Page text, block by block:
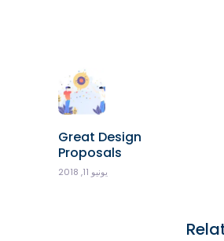
Great Design
Proposals
يونيو 11, 2018